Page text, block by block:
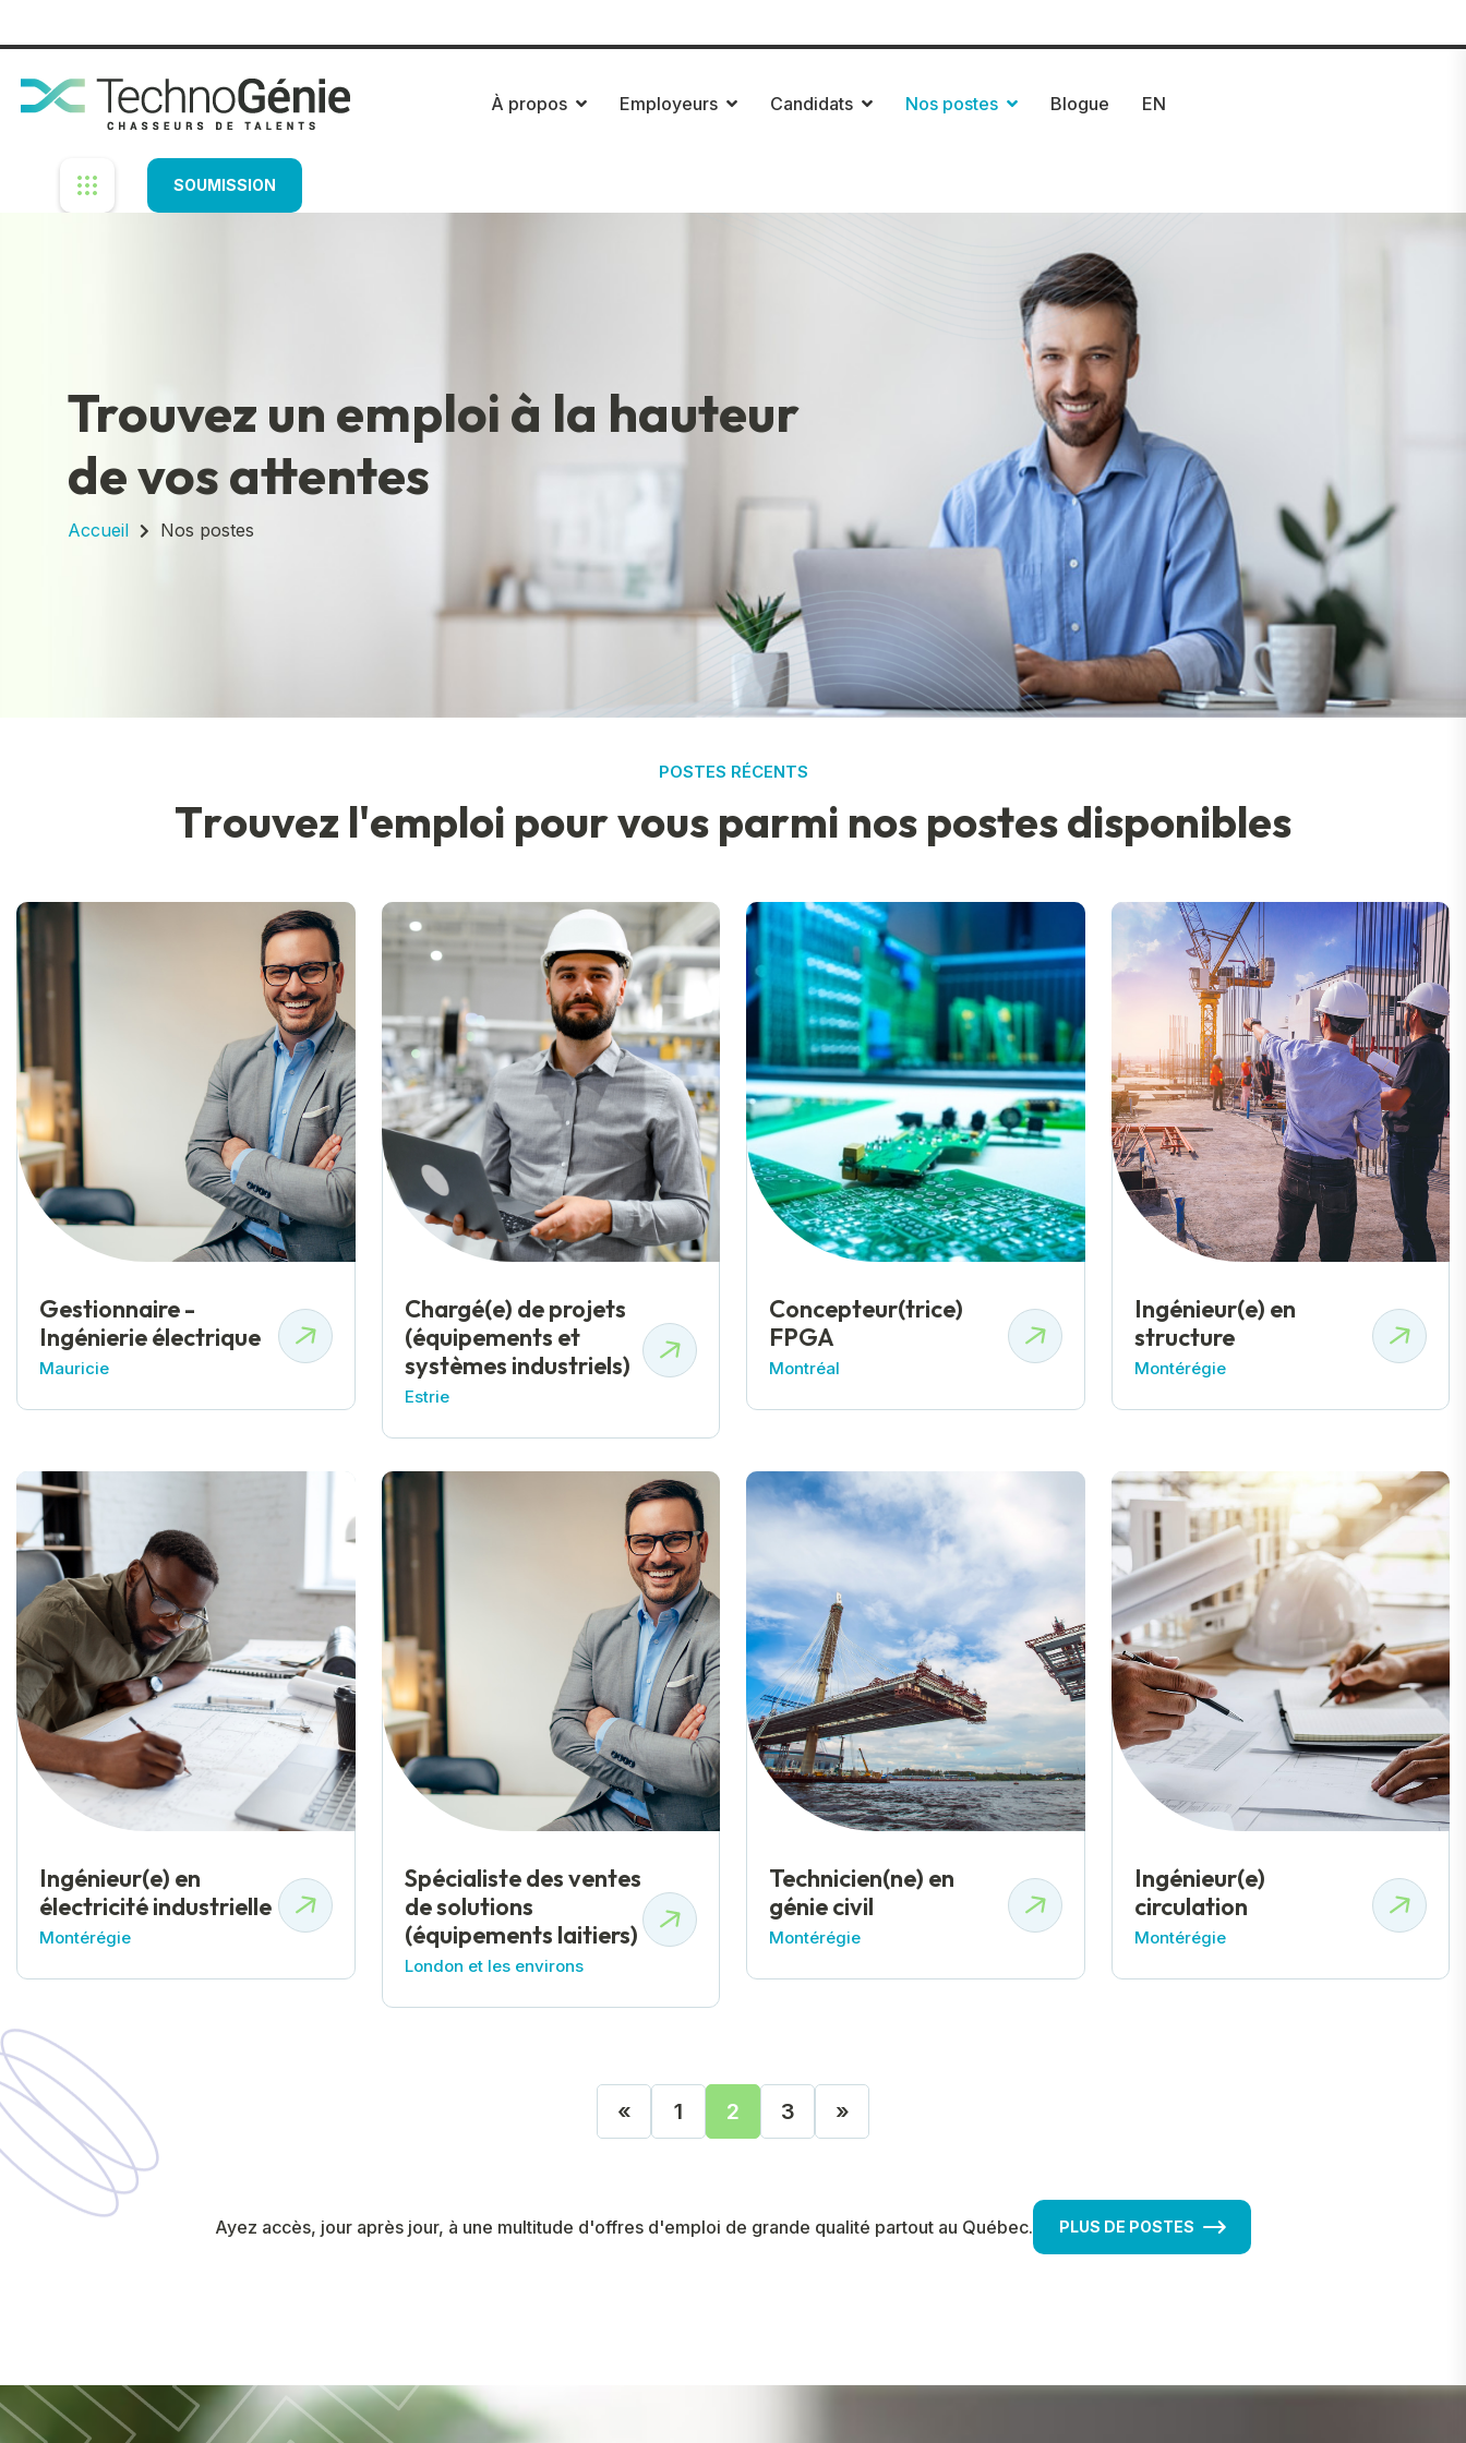
À propos Employeurs Candidats Nos postes Blogue EN
SOUMISSION
Trouvez un emploi à la hauteur
de vos attentes
Accueil Nos postes
POSTES RÉCENTS
Trouvez l'emploi pourvous parmi nos postesdisponibles
Gestionnaire -
Ingénierie électrique
Mauricie
Chargé(e) de projets
(équipements et
systèmes industriels)
Estrie
Concepteur(trice)
FPGA
Montréal
Ingénieur(e) en
structure
Montérégie
Ingénieur(e) en
électricité industrielle
Montérégie
Spécialiste des ventes
de solutions
(équipements laitiers)
London et les environs
Technicien(ne) en
génie civil
Montérégie
Ingénieur(e)
circulation
Montérégie
« 1 2(current)
3 »
Ayez accès, jour après jour, à une multitude d'offres d'emploi de grande qualité partout au Québec. PLUS DE POSTES